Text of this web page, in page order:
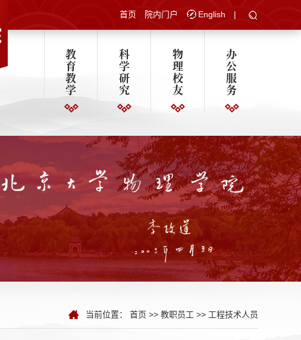
首页 院内门户 English |
教
育
教
学
科
学
研
究
物
理
校
友
办
公
服
务
当前位置： 首页 >> 教职员工 >> 工程技术人员